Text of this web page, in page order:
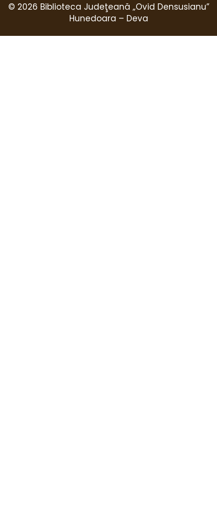
© 2026 Biblioteca Judeţeană „Ovid Densusianu”
Hunedoara – Deva